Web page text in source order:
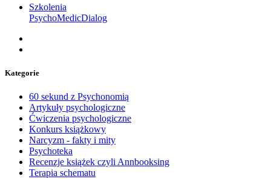
Szkolenia
PsychoMedicDialog
Kategorie
60 sekund z Psychonomią
Artykuły psychologiczne
Ćwiczenia psychologiczne
Konkurs książkowy
Narcyzm - fakty i mity
Psychoteka
Recenzje książek czyli Annbooksing
Terapia schematu